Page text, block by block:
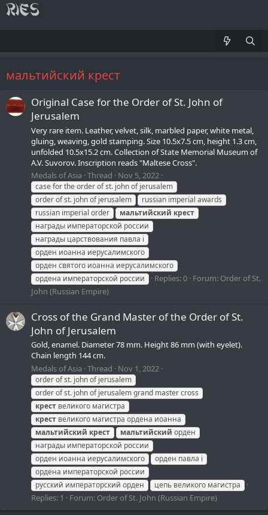
мальтийский крест
Original Case for the Order of St. John of
Jerusalem
Very rare item. Leather, velvet, silk, marbled paper, white metal,
gluing, weaving, gold stamping. Size 10.5x7.5 cm, height 1.3 cm,
unfolded 10.5x15.2 cm. Collection of State Memorial Museum of
A.V. Suvorov. Inscription reads "Maltese Cross".
Medals of Asia Thread Nov 5, 2022
case for the order of st. john of jerusalem
order of st. john of jerusalem
russian imperial awards
russian imperial order
мальтийский крест
награды императорской россии
награды царствования павла i
орден иоанна иерусалимского
орден святого иоанна иерусалимского
ордена императорской россии
Replies: 0 Forum: Order of St.
John (Russian Empire)
Cross of the Grand Master of the Order of St.
John of Jerusalem
Gold, enamel. Diameter 78 mm. Height 86 mm (with eyelet).
Chain length 144 cm.
Medals of Asia Thread Nov 1, 2022
order of st. john of jerusalem
order of st. john of jerusalem grand master cross
крест великого магистра
крест великого магистра ордена иоанна
мальтийский крест мальтийский орден
награды императорской россии
орден иоанна иерусалимского
орден павла i
ордена императорской россии
русский императорский орден
цепь великого магистра
Replies: 1 Forum: Order of St. John (Russian Empire)